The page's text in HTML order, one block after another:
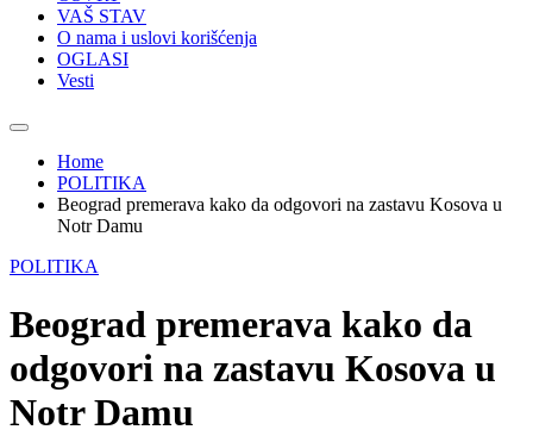
VAŠ STAV
O nama i uslovi korišćenja
OGLASI
Vesti
Home
POLITIKA
Beograd premerava kako da odgovori na zastavu Kosova u
Notr Damu
POLITIKA
Beograd premerava kako da
odgovori na zastavu Kosova u
Notr Damu